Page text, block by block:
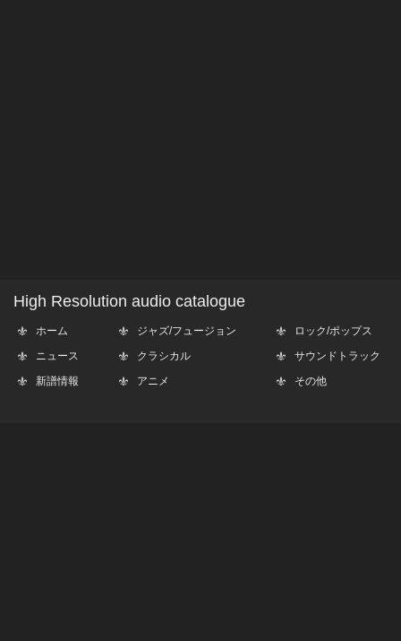
High Resolution audio catalogue
ホーム
ニュース
新譜情報
ジャズ/フュージョン
クラシカル
アニメ
ロック/ポップス
サウンドトラック
その他